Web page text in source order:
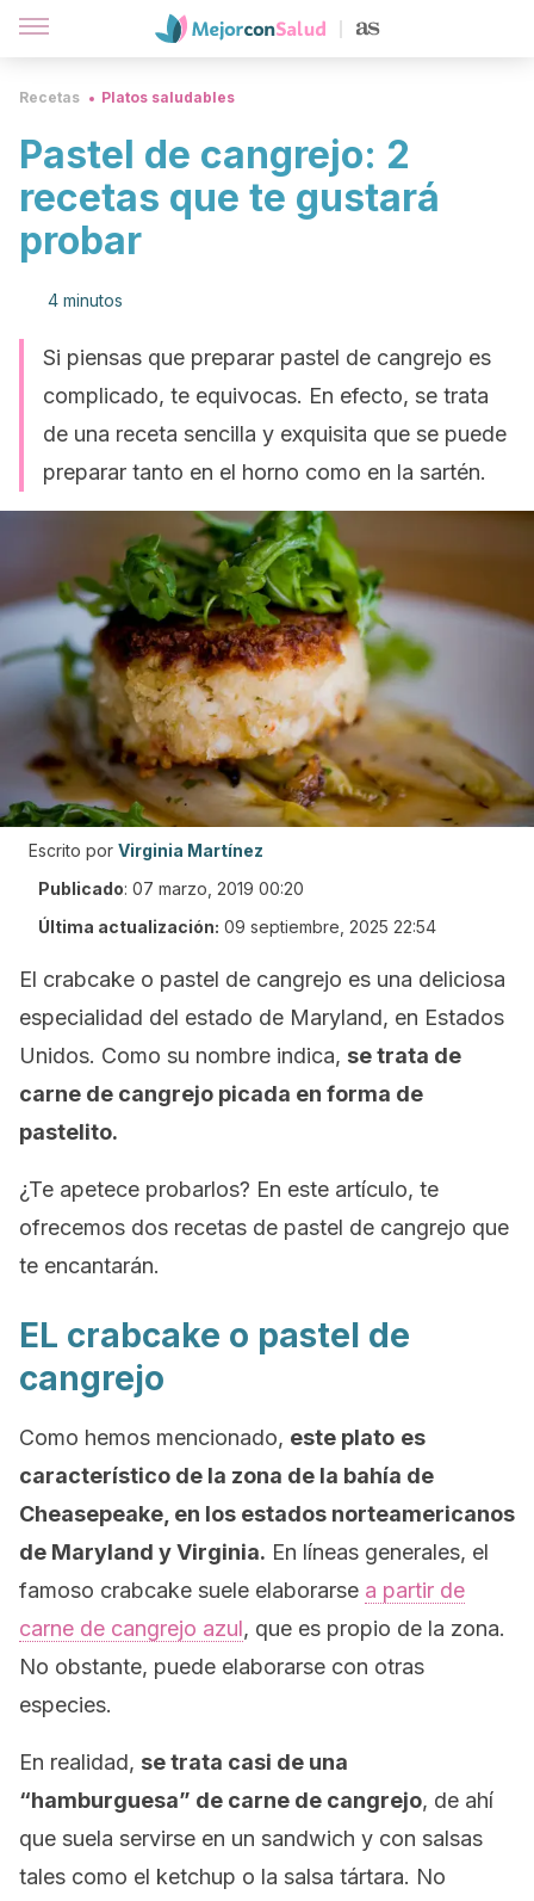
Recetas Platos saludables
Pastel de cangrejo: 2
recetas que te gustará
probar
4 minutos
Si piensas que preparar pastel de cangrejo es
complicado, te equivocas. En efecto, se trata
de una receta sencilla y exquisita que se puede
preparar tanto en el horno como en la sartén.
Escrito por Virginia Martínez
Publicado: 07 marzo, 2019 00:20
Última actualización: 09 septiembre, 2025 22:54
El crabcake o pastel de cangrejo es una deliciosa
especialidad del estado de Maryland, en Estados
Unidos. Como su nombre indica, se trata de
carne de cangrejo picada en forma de
pastelito.
¿Te apetece probarlos? En este artículo, te
ofrecemos dos recetas de pastel de cangrejo que
te encantarán.
EL crabcake o pastel de
cangrejo
Como hemos mencionado, este plato es
característico de la zona de la bahía de
Cheasepeake, en los estados norteamericanos
de Maryland y Virginia. En líneas generales, el
famoso crabcake suele elaborarse a partir de
carne de cangrejo azul, que es propio de la zona.
No obstante, puede elaborarse con otras
especies.
En realidad, se trata casi de una
“hamburguesa” de carne de cangrejo, de ahí
que suela servirse en un sandwich y con salsas
tales como el ketchup o la salsa tártara. No